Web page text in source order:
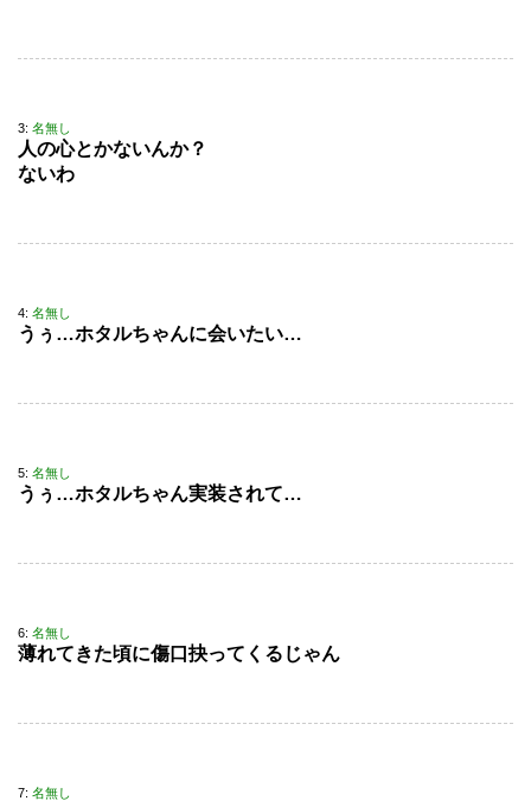
3: 名無し
人の心とかないんか？
ないわ
4: 名無し
うぅ…ホタルちゃんに会いたい…
5: 名無し
うぅ…ホタルちゃん実装されて…
6: 名無し
薄れてきた頃に傷口抉ってくるじゃん
7: 名無し